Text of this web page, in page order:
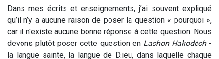
Dans mes écrits et enseignements, j’ai souvent expliqué
qu’il n’y a aucune raison de poser la question « pourquoi »,
car il n’existe aucune bonne réponse à cette question. Nous
devons plutôt poser cette question en Lachon Hakodèch-
la langue sainte, la langue de D.ieu, dans laquelle chaque